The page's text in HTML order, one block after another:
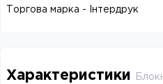
Торгова марка - Інтердрук
Характеристики